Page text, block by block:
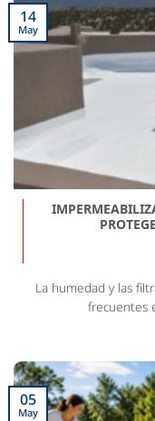
La humedad y las
frecuentes
14
May
05
May